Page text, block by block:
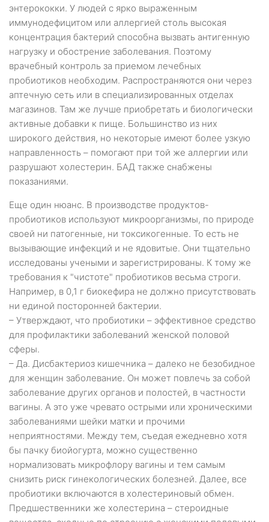
энтерококки. У людей с ярко выраженным
иммунодефицитом или аллергией столь высокая
концентрация бактерий способна вызвать антигенную
нагрузку и обострение заболевания. Поэтому
врачебный контроль за приемом лечебных
пробиотиков необходим. Распространяются они через
аптечную сеть или в специализированных отделах
магазинов. Там же лучше приобретать и биологически
активные добавки к пище. Большинство из них
широкого действия, но некоторые имеют более узкую
направленность – помогают при той же аллергии или
разрушают холестерин. БАД также снабжены
показаниями.
Еще один нюанс. В производстве продуктов-
пробиотиков используют микроорганизмы, по природе
своей ни патогенные, ни токсикогенные. То есть не
вызывающие инфекций и не ядовитые. Они тщательно
исследованы учеными и зарегистрированы. К тому же
требования к "чистоте" пробиотиков весьма строги.
Например, в 0,1 г биокефира не должно присутствовать
ни единой посторонней бактерии.
– Утверждают, что пробиотики – эффективное средство
для профилактики заболеваний женской половой
сферы.
– Да. Дисбактериоз кишечника – далеко не безобидное
для женщин заболевание. Он может повлечь за собой
заболевание других органов и полостей, в частности
вагины. А это уже чревато острыми или хроническими
заболеваниями шейки матки и прочими
неприятностями. Между тем, съедая ежедневно хотя
бы пачку биойогурта, можно существенно
нормализовать микрофлору вагины и тем самым
снизить риск гинекологических болезней. Далее, все
пробиотики включаются в холестериновый обмен.
Предшественники же холестерина – стероидные